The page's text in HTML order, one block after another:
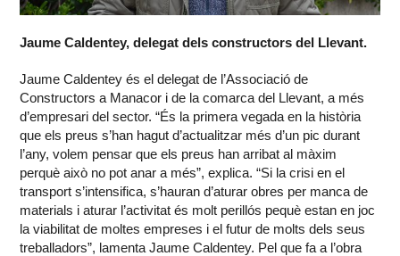
Jaume Caldentey, delegat dels constructors del Llevant.
Jaume Caldentey és el delegat de l’Associació de
Constructors a Manacor i de la comarca del Llevant, a més
d’empresari del sector. “És la primera vegada en la història
que els preus s’han hagut d’actualitzar més d’un pic durant
l’any, volem pensar que els preus han arribat al màxim
perquè això no pot anar a més”, explica. “Si la crisi en el
transport s’intensifica, s’hauran d’aturar obres per manca de
materials i aturar l’activitat és molt perillós pequè estan en joc
la viabilitat de moltes empreses i el futur de molts dels seus
treballadors”, lamenta Jaume Caldentey. Pel que fa a l’obra